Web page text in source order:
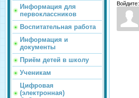
Информация для
первоклассников
Воспитательная работа
Информация и
документы
Приём детей в школу
Ученикам
Цифровая
(электронная)
Войдите: